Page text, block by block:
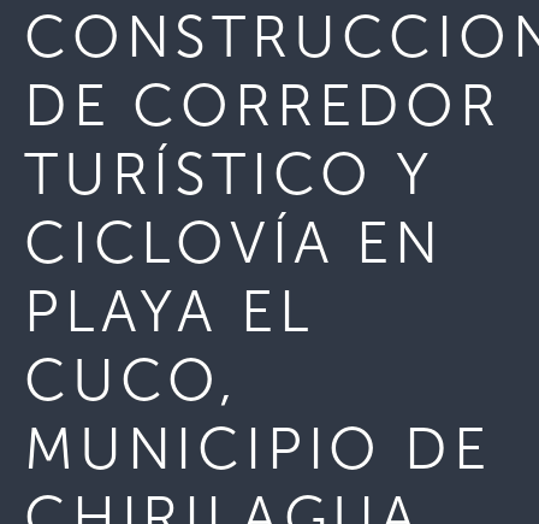
DE CORREDOR
TURÍSTICO Y
CICLOVÍA EN
PLAYA EL
CUCO,
MUNICIPIO DE